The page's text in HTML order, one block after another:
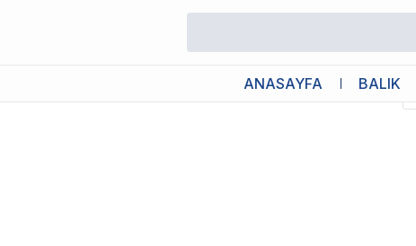
ANASAYFA BALIK